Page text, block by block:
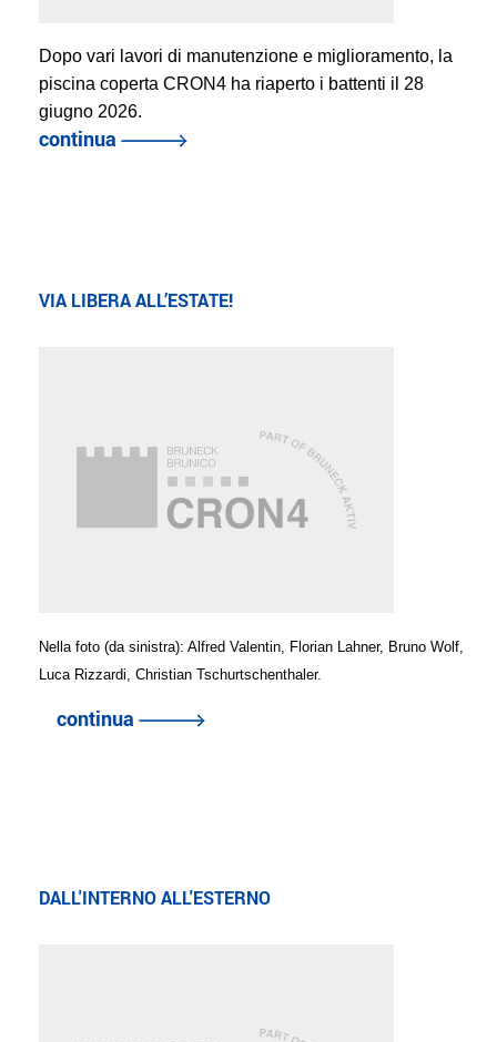
Dopo vari lavori di manutenzione e miglioramento, la
piscina coperta CRON4 ha riaperto i battenti il 28
giugno 2026.
continua
VIA LIBERA ALL’ESTATE!
Nella foto (da sinistra): Alfred Valentin, Florian Lahner, Bruno Wolf,
Luca Rizzardi, Christian Tschurtschenthaler.
continua
DALL'INTERNO ALL'ESTERNO